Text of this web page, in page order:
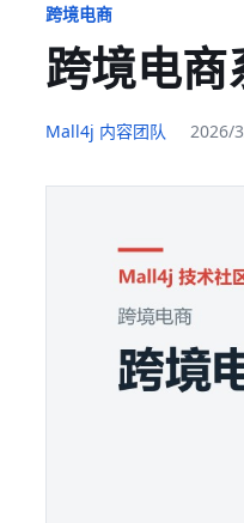
跨境电商
跨境电商
Mall4j 内容团队 2026/